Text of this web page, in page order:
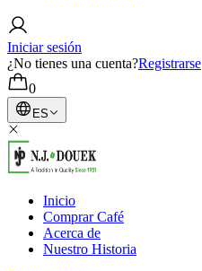
Iniciar sesión
¿No tienes una cuenta?Registrarse
0
ES
Inicio
Comprar Café
Acerca de
Nuestro Historia